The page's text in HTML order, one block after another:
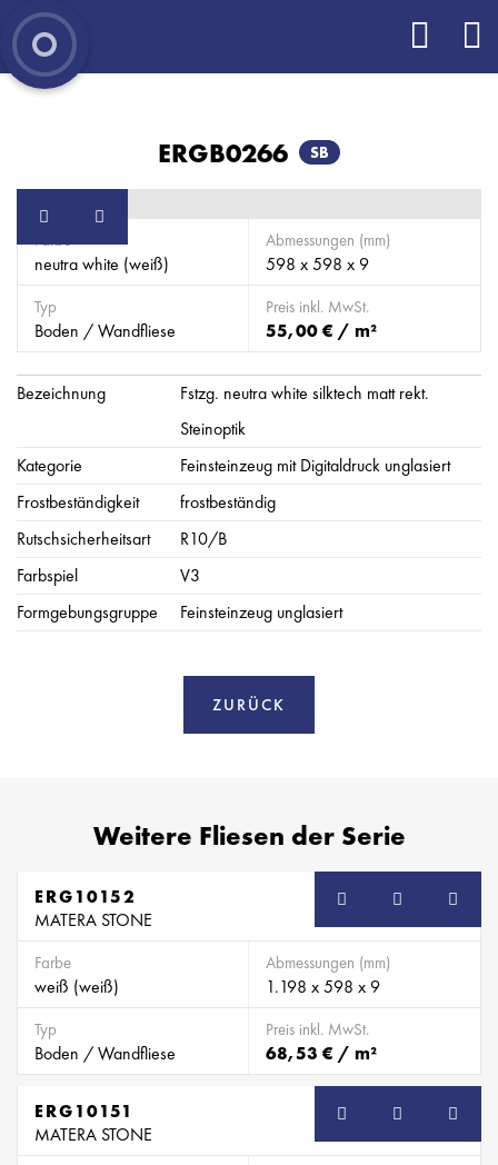
ERGB0266 SB
Farbe
neutra white (weiß)
Abmessungen (mm)
598 x 598 x 9
Typ
Boden / Wandfliese
Preis inkl. MwSt.
55,00 € / m²
Bezeichnung
Fstzg. neutra white silktech matt rekt.
Steinoptik
Kategorie
Feinsteinzeug mit Digitaldruck unglasiert
Frostbeständigkeit
frostbeständig
Rutschsicherheitsart
R10/B
Farbspiel
V3
Formgebungsgruppe
Feinsteinzeug unglasiert
ZURÜCK
Weitere Fliesen der Serie
ERG10152
MATERA STONE
Farbe
weiß (weiß)
Abmessungen (mm)
1.198 x 598 x 9
Typ
Boden / Wandfliese
Preis inkl. MwSt.
68,53 € / m²
ERG10151
MATERA STONE